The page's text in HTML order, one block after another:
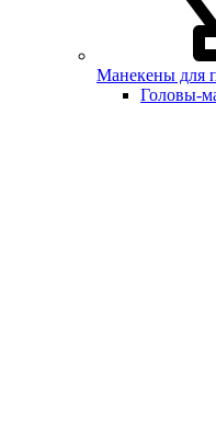
Манекены для
Головы-